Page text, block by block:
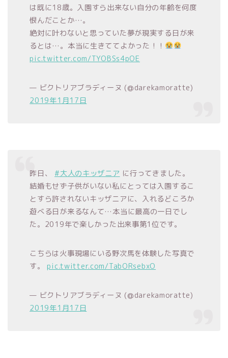
は既に18歳。入園すら出来ない自分の年齢を何度
恨んだことか…。
絶対に叶わないと思っていた夢が現実する日が来
るとは…。本当に生きててよかった！！
pic.twitter.com/TYOBSs4pOE
— ビクトリアブラディーヌ (@darekamoratte)
2019年1月17日
昨日、#大人のキッザニア に行ってきました。
結婚もせず子供がいない私にとっては入園するこ
とすら許されないキッザニアに、入れるどころか
遊べる日が来るなんて…本当に最高の一日でし
た。2019年で楽しかった出来事第1位です。
こちらは火事現場にいる野次馬を体験した写真で
す。pic.twitter.com/TabORsebxO
— ビクトリアブラディーヌ (@darekamoratte)
2019年1月17日